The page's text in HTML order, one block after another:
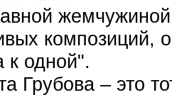
жe
композиций,
к одной".
Грубова – это